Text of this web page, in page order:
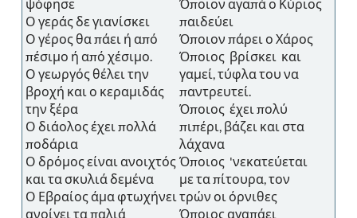
ψόφησε
Ο γεράς δε γιανίσκει
Ο γέρος θα πάει ή από
πέσιμο ή από χέσιμο.
Ο γεωργός θέλει την
βροχή και ο κεραμιδάς
την ξέρα
Ο διάολος έχει πολλά
ποδάρια
Ο δρόμος είναι ανοιχτός
και τα σκυλιά δεμένα
Ο Εβραίος άμα φτωχήνει
ανοίγει τα παλιά
Όποιον αγαπά ο Κύριος
παιδεύει
Όποιον πάρει ο Χάρος
Όποιος βρίσκει και
γαμεί, τύφλα του να
παντρευτεί.
Όποιος έχει πολύ
πιπέρι, βάζει και στα
λάχανα
Όποιος 'νεκατεύεται
με τα πίτουρα, τον
τρών οι όρνιθες
Όποιος αγαπάει